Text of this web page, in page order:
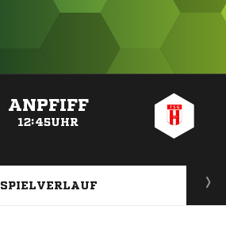
ANPFIFF
12:45UHR
SPIELVERLAUF